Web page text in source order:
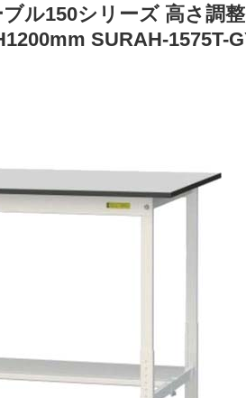
ル150シリーズ 高さ調
SURAH-1575T-